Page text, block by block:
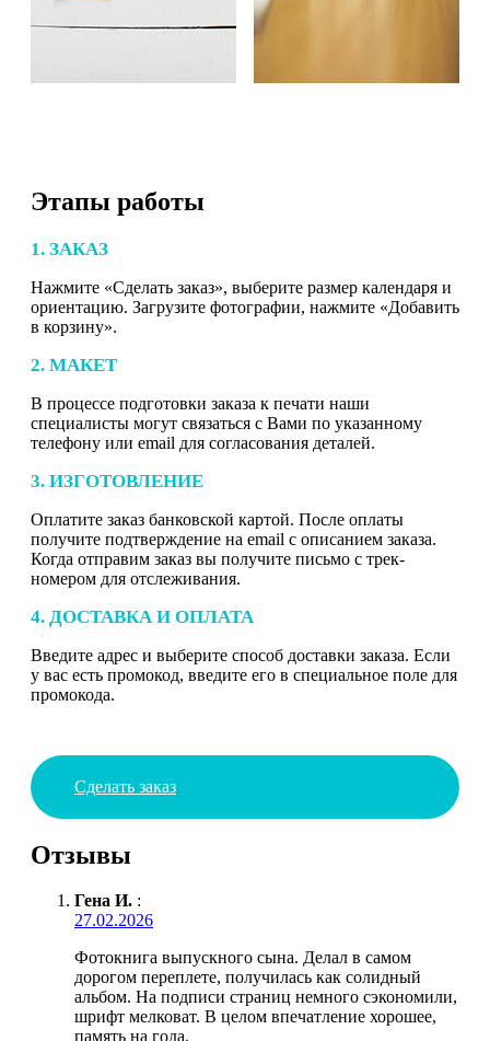
Этапы работы
1. ЗАКАЗ
Нажмите «Сделать заказ», выберите размер календаря и
ориентацию. Загрузите фотографии, нажмите «Добавить
в корзину».
2. МАКЕТ
В процессе подготовки заказа к печати наши
специалисты могут связаться с Вами по указанному
телефону или email для согласования деталей.
3. ИЗГОТОВЛЕНИЕ
Оплатите заказ банковской картой. После оплаты
получите подтверждение на email с описанием заказа.
Когда отправим заказ вы получите письмо с трек-
номером для отслеживания.
4. ДОСТАВКА И ОПЛАТА
Введите адрес и выберите способ доставки заказа. Если
у вас есть промокод, введите его в специальное поле для
промокода.
Сделать заказ
Отзывы
Гена И. :
27.02.2026
Фотокнига выпускного сына. Делал в самом
дорогом переплете, получилась как солидный
альбом. На подписи страниц немного сэкономили,
шрифт мелковат. В целом впечатление хорошее,
память на года.